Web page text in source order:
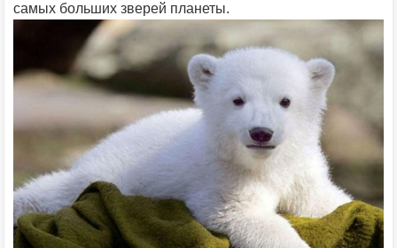
самых больших зверей планеты.